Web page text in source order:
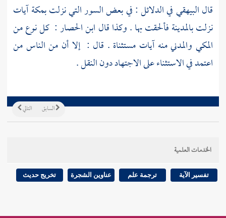
قالالبيهقيفي الدلائل : في بعض السور التي نزلتبمكةآيات
نزلتبالمدينةفألحقت بها . وكذا قال ابن الحصار‏: ‏ كل نوع من
المكي والمدني منه آيات مستثناة‏ . قال‏ : ‏ إلا أن من الناس من
اعتمد في الاستثناء على الاجتهاد دون النقل .
التالي السابق
الخدمات العلمية
تفسير الآية ترجمة علم عناوين الشجرة تخريج حديث